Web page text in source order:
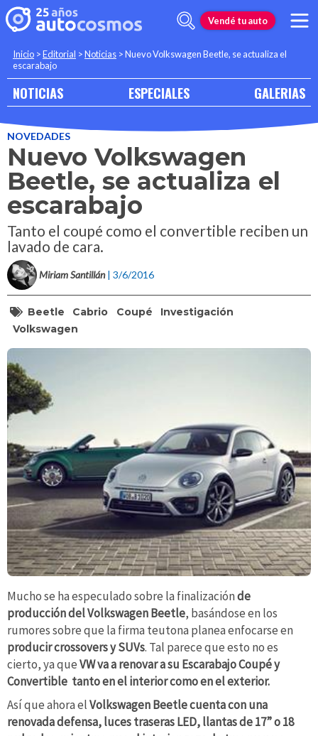
Vendé tu auto
Inicio >Editorial >Noticias >Nuevo Volkswagen Beetle, se actualiza el
escarabajo
NOTICIAS ESPECIALES GALERIAS
NOVEDADES
Nuevo Volkswagen
Beetle, se actualiza el
escarabajo
Tanto el coupé como el convertible reciben un
lavado de cara.
Miriam Santillán | 3/6/2016
Beetle Cabrio Coupé
Investigación
Volkswagen
Mucho se ha especulado sobre la finalizaciónde
producción del Volkswagen Beetle, basándose en los
rumores sobre que la firma teutona planea enfocarse en
producir crossovers y SUVs. Tal parece que esto no es
cierto, ya queVW va a renovar a su Escarabajo Coupé y
Convertible tanto en el interior como en el exterior.
Así que ahora elVolkswagen Beetle cuenta con una
renovada defensa, luces traseras LED, llantas de 17” o 18